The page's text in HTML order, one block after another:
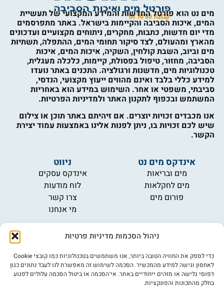
ניהול הסכמות מדיניות פרטיות
כדי לספק את החוויה הטובה ביותר, אנו משתמשים בטכנולוגיות כמו קובצי Cookie
לאחסון וגישה למידע מהמכשיר. הסכמה לשימוש זה מאפשרת לנו לעבד נתונים כגון
דפוסי גלישה או מזהים ייחודיים באתר. אי־הסכמה או ביטול הסכמה עלולים לפגוע
בחלק מהתכונות והפונקציות.
מים נט הוא פורטל החדשות והמידע המקצועי של תעשיית
המים, איכות הסביבה והקיימות בישראל. באתר מתפרסמים
מדי יום חדשות, כתבות, מחקרים, ניתוחים מקצועיים ועדכונים
מהארץ ומהעולם, לצד סיקור תחומי המים, ההתפלה, תשתיות
מים וביוב, השבת קולחין, השקיה, איכות המים, איכות
הסביבה, מחזור, טיפול בפסולת, קיימות, כלכלה מעגלית,
טכנולוגיות מים, חדשנות ורגולציה. התכנים באתר נועדו
למידע כללי בלבד ואינם מהווים ייעוץ מקצועי, הנדסי,
סביבתי, משפטי או אחר. השימוש במידע הוא באחריות
המשתמש ובכפוף לתקנון האתר ולמדיניות הפרטיות.
אנו מכבדים זכויות יוצרים. אם זיהיתם באתר תוכן או צילום
שיש לכם זכויות בו, ניתן לפנות אלינו באמצעות עמוד יצירת
הקשר.
אינדקס מים נט
מים ובריאות
מים לחקלאות
פורום מים
ניווט
אינדקס עסקים
לוח מודעות
צרו קשר
מי אנחנו
מידע
תקנון
הרשמה לניוזלטר
פרסמו אצלנו
הצהרת נגישות